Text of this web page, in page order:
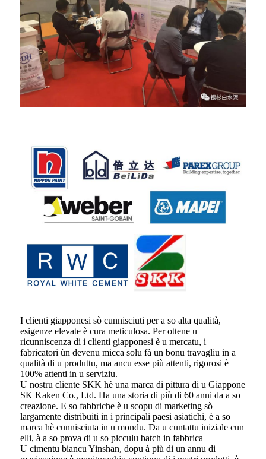
I clienti giapponesi sò cunnisciuti per a so alta qualità,
esigenze elevate è cura meticulosa. Per ottene u
ricunniscenza di i clienti giapponesi è u mercatu, i
fabricatori ùn devenu micca solu fà un bonu travagliu in a
qualità di u produttu, ma ancu esse più attenti, rigorosi è
100% attenti in u serviziu.
U nostru cliente SKK hè una marca di pittura di u Giappone
SK Kaken Co., Ltd. Ha una storia di più di 60 anni da a so
creazione. E so fabbriche è u scopu di marketing sò
largamente distribuiti in i principali paesi asiatichi, è a so
marca hè cunnisciuta in u mondu. Da u cuntattu iniziale cun
elli, à a so prova di u so picculu batch in fabbrica
U cimentu biancu Yinshan, dopu à più di un annu di